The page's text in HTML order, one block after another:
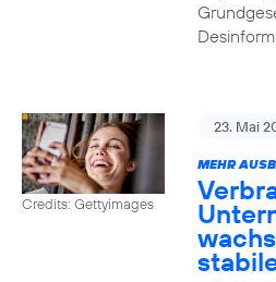
Credits: Gettyimages
23. Mai
MEHR